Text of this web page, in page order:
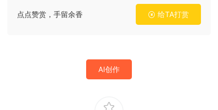
点点赞赏，手留余香 给TA打赏
AI创作